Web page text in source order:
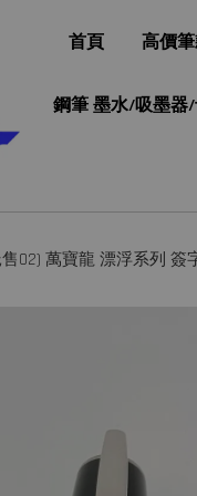
首頁 高價
鋼筆 墨水/吸墨器/
02) 萬寶龍 漂浮系列 簽